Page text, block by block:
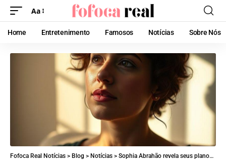
Aa
Home Entretenimento Famosos Notícias Sobre Nós
Fofoca Real Notícias > Blog > Notícias > Sophia Abrahão revela seus planos de maternidade após congelamento dos óvulos no Brasil.